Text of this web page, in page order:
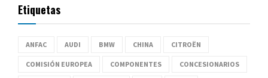
Etiquetas
ANFAC AUDI BMW CHINA CITROËN
COMISIÓN EUROPEA COMPONENTES CONCESIONARIOS